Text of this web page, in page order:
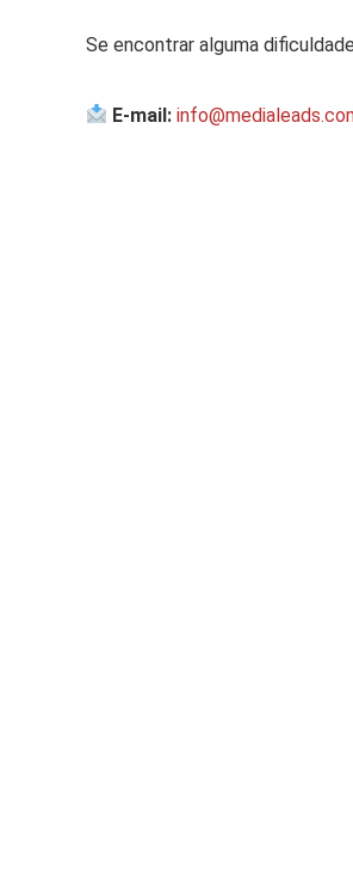
Se encontrar alguma
E-mail: